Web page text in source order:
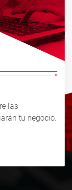
las
tu negocio.